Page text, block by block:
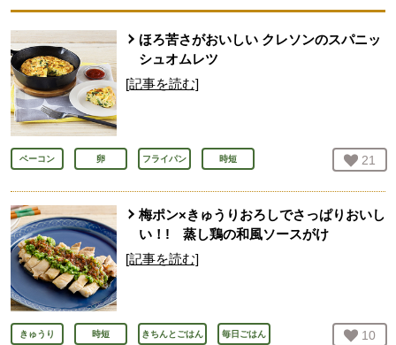
ほろ苦さがおいしい クレソンのスパニッ
シュオムレツ
[記事を読む]
ベーコン 卵 フライパン 時短 お気
21
梅ポン×きゅうりおろしでさっぱりおいし
い！! 蒸し鶏の和風ソースがけ
[記事を読む]
きゅうり 時短 きちんとごはん 毎日ごはん お気
10